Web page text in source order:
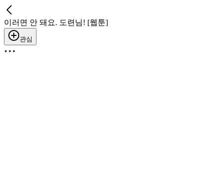
이러면 안 돼요. 도련님! [웹툰]
관심